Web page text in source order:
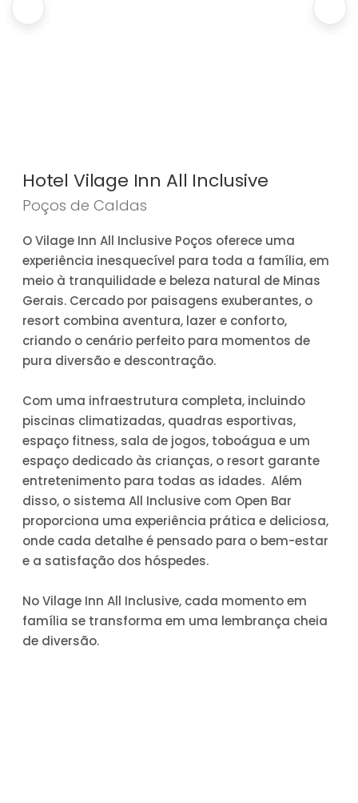
Hotel Vilage Inn All Inclusive
Poços de Caldas
O Vilage Inn All Inclusive Poços oferece uma
experiência inesquecível para toda a família, em
meio à tranquilidade e beleza natural de Minas
Gerais. Cercado por paisagens exuberantes, o
resort combina aventura, lazer e conforto,
criando o cenário perfeito para momentos de
pura diversão e descontração.
Com uma infraestrutura completa, incluindo
piscinas climatizadas, quadras esportivas,
espaço fitness, sala de jogos, toboágua e um
espaço dedicado às crianças, o resort garante
entretenimento para todas as idades. Além
disso, o sistema All Inclusive com Open Bar
proporciona uma experiência prática e deliciosa,
onde cada detalhe é pensado para o bem-estar
e a satisfação dos hóspedes.
No Vilage Inn All Inclusive, cada momento em
família se transforma em uma lembrança cheia
de diversão.